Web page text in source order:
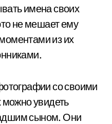
имена своих
не мешает ему
из их
со своими
увидеть
сыном. Они